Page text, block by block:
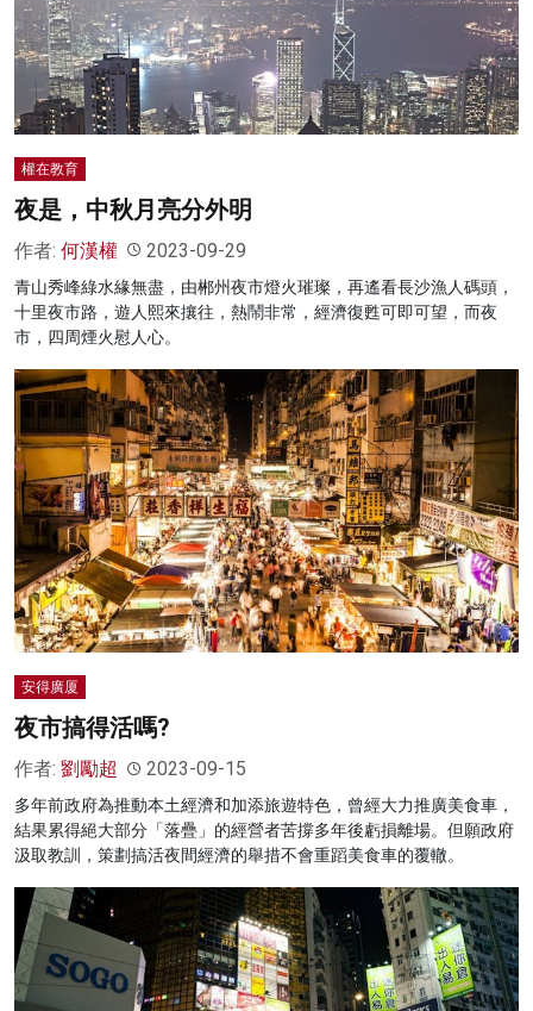
權在教育
夜是，中秋月亮分外明
作者: 何漢權 2023-09-29
青山秀峰綠水緣無盡，由郴州夜市燈火璀璨，再遙看長沙漁人碼頭，
十里夜市路，遊人熙來攘往，熱鬧非常，經濟復甦可即可望，而夜
市，四周煙火慰人心。
安得廣厦
夜市搞得活嗎?
作者: 劉勵超 2023-09-15
多年前政府為推動本土經濟和加添旅遊特色，曾經大力推廣美食車，
結果累得絕大部分「落疊」的經營者苦撐多年後虧損離場。但願政府
汲取教訓，策劃搞活夜間經濟的舉措不會重蹈美食車的覆轍。